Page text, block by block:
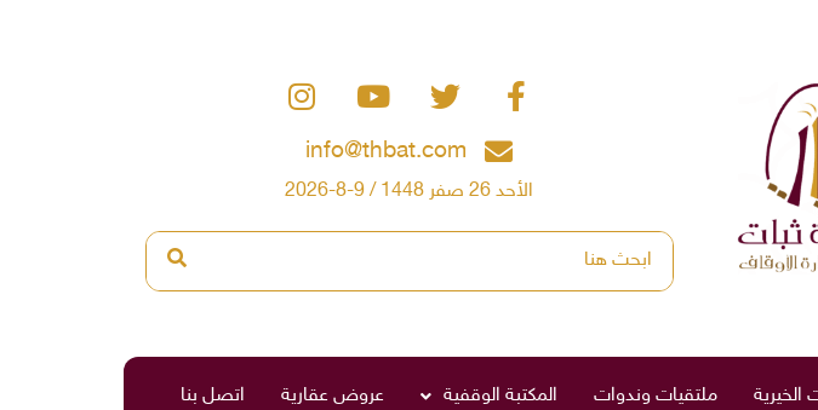
الأوقاف صناديق العائلة
info@thbat.com
الأحد 26 صفر 1448 / 9-8-2026
الخيرية ملتقيات وندوات المكتبة الوقفية عروض عقارية اتصل بنا